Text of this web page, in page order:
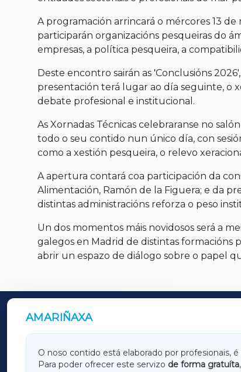
A programación arrincará o mércores 13
participarán organizacións pesqueiras do
empresas, a política pesqueira, a
Deste encontro sairán as 'Conclusións
presentación terá lugar ao día seguinte, o
debate profesional e institucional.
As Xornadas Técnicas celebraranse no
todo o seu contido nun único día, con
como a xestión pesqueira, o relevo
A apertura contará coa participación da
Alimentación, Ramón de la Figuera; e da
distintas administracións reforza o peso
Un dos momentos máis novidosos será a
galegos en Madrid de distintas formacións
abrir un espazo de diálogo sobre o papel
AMARIÑAXA
O noso contido está elaborado por profesionais,
Para poder ofrecer este servizo de forma gratuíta
OUTROS PERIÓDICOS
GALICIAXA
AMARIÑAXA